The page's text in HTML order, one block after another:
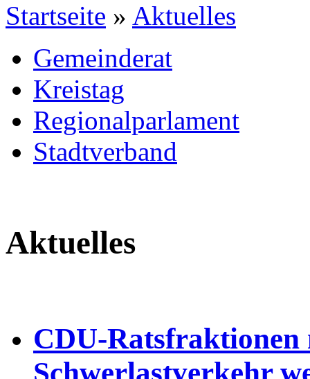
Startseite » Aktuelles
Gemeinderat
Kreistag
Regionalparlament
Stadtverband
Aktuelles
CDU-Ratsfraktionen
Schwerlastverkehr